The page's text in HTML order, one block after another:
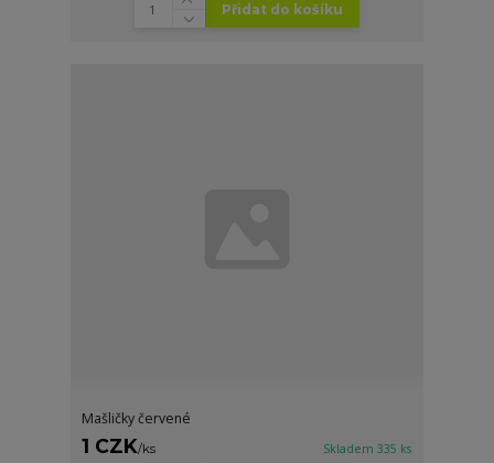
Přidat do košíku
Mašličky červené
1 CZK/ks Skladem 335 ks